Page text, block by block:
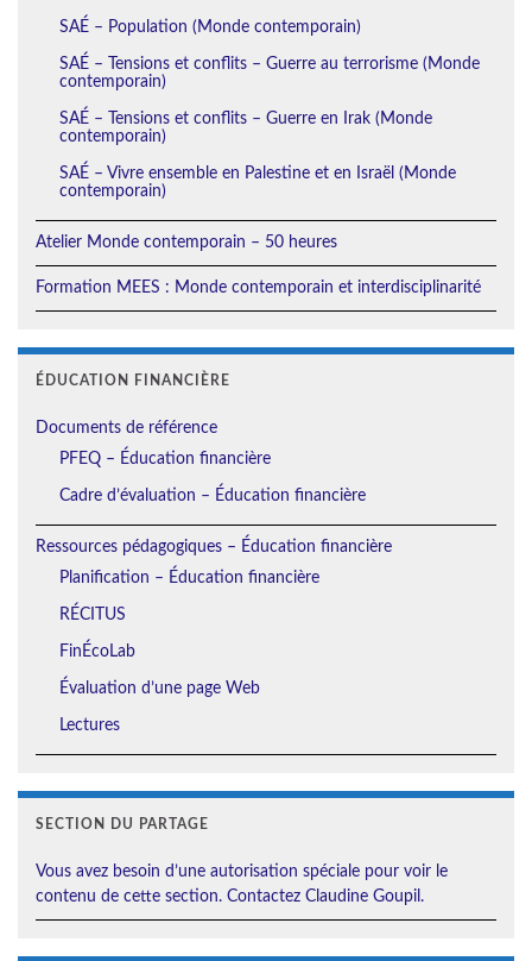
SAÉ – Population (Monde contemporain)
SAÉ – Tensions et conflits – Guerre au terrorisme (Monde
contemporain)
SAÉ – Tensions et conflits – Guerre en Irak (Monde
contemporain)
SAÉ – Vivre ensemble en Palestine et en Israël (Monde
contemporain)
Atelier Monde contemporain – 50 heures
Formation MEES : Monde contemporain et interdisciplinarité
ÉDUCATION FINANCIÈRE
Documents de référence
PFEQ – Éducation financière
Cadre d’évaluation – Éducation financière
Ressources pédagogiques – Éducation financière
Planification – Éducation financière
RÉCITUS
FinÉcoLab
Évaluation d’une page Web
Lectures
SECTION DU PARTAGE
Vous avez besoin d’une autorisation spéciale pour voir le
contenu de cette section. Contactez Claudine Goupil.